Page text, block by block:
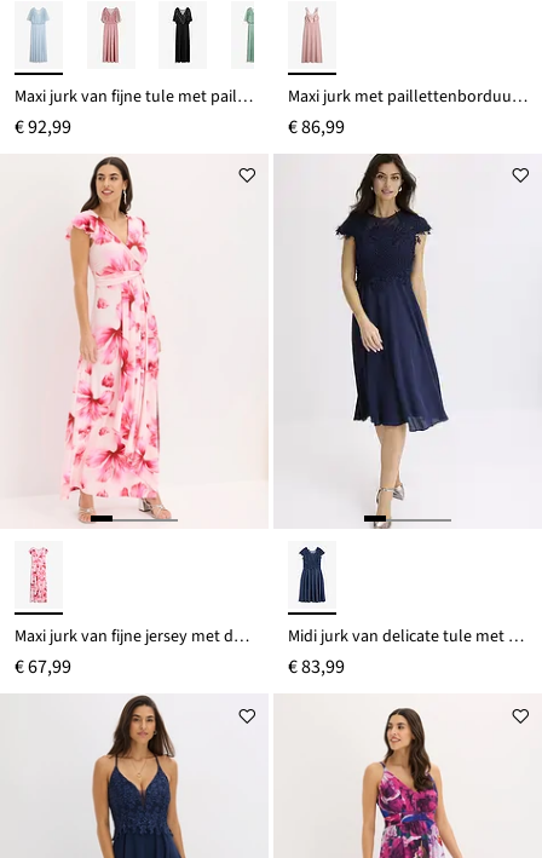
Maxi jurk van fijne tule met paillettenborduursel
€ 92,99
Maxi jurk met paillettenborduurwerk
€ 86,99
Maxi jurk van fijne jersey met drapering
€ 67,99
Midi jurk van delicate tule met kant
€ 83,99